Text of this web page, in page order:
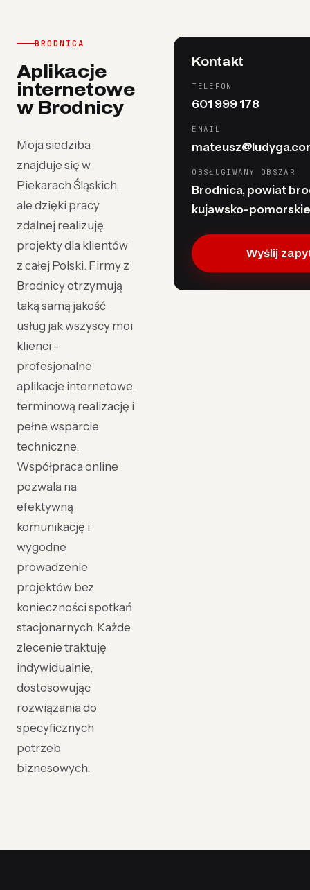
BRODNICA
Aplikacje
internetowe
w Brodnicy
Moja siedziba
znajduje się w
Piekarach Śląskich,
ale dzięki pracy
zdalnej realizuję
projekty dla klientów
z całej Polski. Firmy z
Brodnicy otrzymują
taką samą jakość
usług jak wszyscy moi
klienci -
profesjonalne
aplikacje internetowe,
terminową realizację i
pełne wsparcie
techniczne.
Współpraca online
pozwala na
efektywną
komunikację i
wygodne
prowadzenie
projektów bez
konieczności spotkań
stacjonarnych. Każde
zlecenie traktuję
indywidualnie,
dostosowując
rozwiązania do
specyficznych
potrzeb
biznesowych.
Kontakt
TELEFON
601 999 178
EMAIL
OBSŁUGIWANY OBSZAR
Brodnica, powiat
kujawsko-
Wyślij